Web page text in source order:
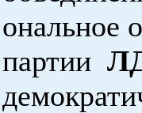
ональное
партии